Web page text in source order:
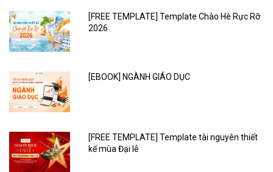
[FREE TEMPLATE] Template Chào Hè Rực Rỡ
2026
[EBOOK] NGÀNH GIÁO DỤC
[FREE TEMPLATE] Template tài nguyên thiết
kế mùa Đại lễ